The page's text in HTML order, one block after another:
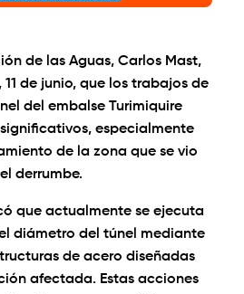
de las Aguas, Carlos Mast,
de junio, que los trabajos de
del embalse Turimiquire
especialmente
de la zona que se vio
derrumbe.
que actualmente se ejecuta
diámetro del túnel mediante
de acero diseñadas
afectada. Estas acciones